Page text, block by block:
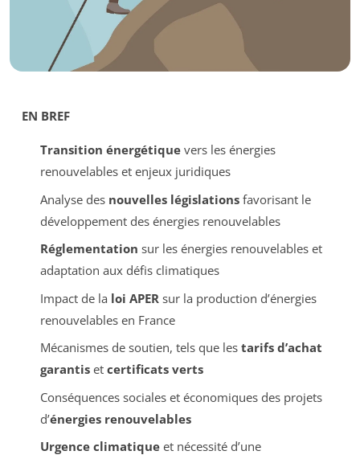
EN BREF
Transition énergétiquevers les énergies
renouvelables et enjeux juridiques
Analyse des nouvelles législationsfavorisant le
développement des énergies renouvelables
Réglementation sur les énergies renouvelables et
adaptation aux défis climatiques
Impact de la loi APER sur la production d’énergies
renouvelables en France
Mécanismes de soutien, tels que les tarifs d’achat
garantiset certificats verts
Conséquences sociales et économiques des projets
d’énergies renouvelables
Urgence climatiqueet nécessité d’une